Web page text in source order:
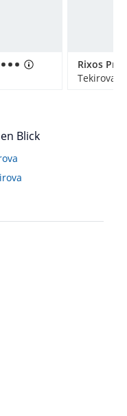
Tekirova,
Blick